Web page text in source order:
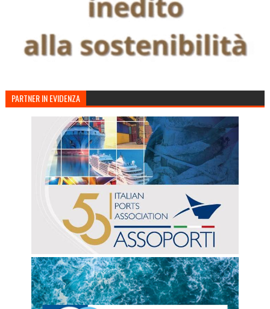
PARTNER IN EVIDENZA